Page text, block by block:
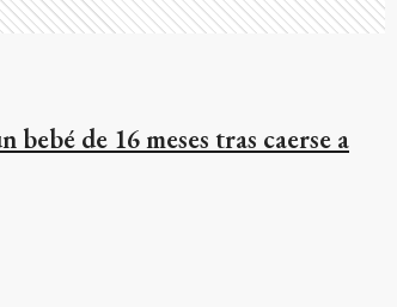
de 16 meses tras caerse a